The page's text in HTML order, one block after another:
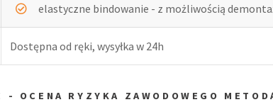
elastyczne bindowanie - z możliwością
Dostępna od ręki, wysyłka w 24h
- OCENA RYZYKA ZAWODOWEGO